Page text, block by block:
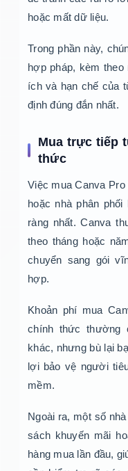
hoặc mất dữ liệu.
Trong phần này,
hợp pháp, kèm
ích và hạn chế của
định đúng đắn nhất.
Mua trực tiếp
thức
Việc mua Canva
hoặc nhà phân
ràng nhất. Canva
theo tháng hoặc
chuyển sang gói
hợp.
Khoản phí mua
chính thức
khác, nhưng bù lại
lợi bảo vệ người
mềm.
Ngoài ra, một số
sách khuyến mãi
hàng mua lần đầu,